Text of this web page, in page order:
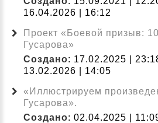
16.04.2026 | 16:12
Проект «Боевой призыв:
Гусарова»
Создано: 17.02.2025 |
13.02.2026 | 14:05
«Иллюстрируем
Гусарова».
Создано: 02.04.2025 |